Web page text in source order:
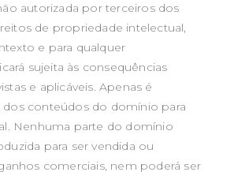
autorizada por terceiros dos
de propriedade intelectual,
e para qualquer
sujeita às consequências
e aplicáveis. Apenas é
conteúdos do domínio para
Nenhuma parte do domínio
para ser vendida ou
comerciais, nem poderá ser